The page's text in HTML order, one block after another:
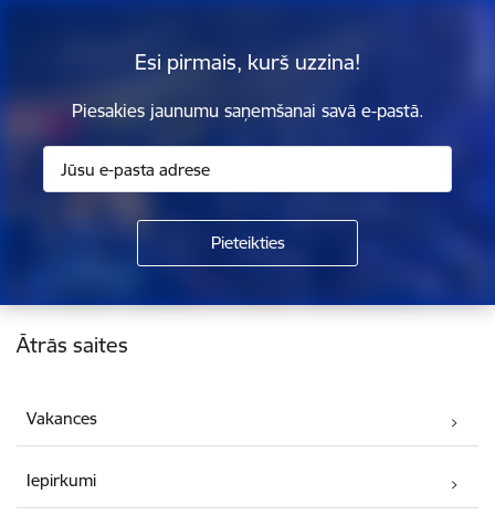
Esi pirmais, kurš uzzina!
Piesakies jaunumu saņemšanai savā e-pastā.
Kājene
Ātrās saites
Vakances
Iepirkumi